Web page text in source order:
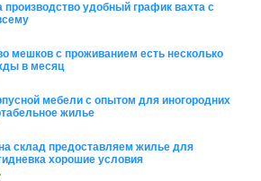
производство удобный график вахта с
мешков с проживанием есть несколько
в месяц
мебели с опытом для иногородних
жилье
склад предоставляем жилье для
хорошие условия